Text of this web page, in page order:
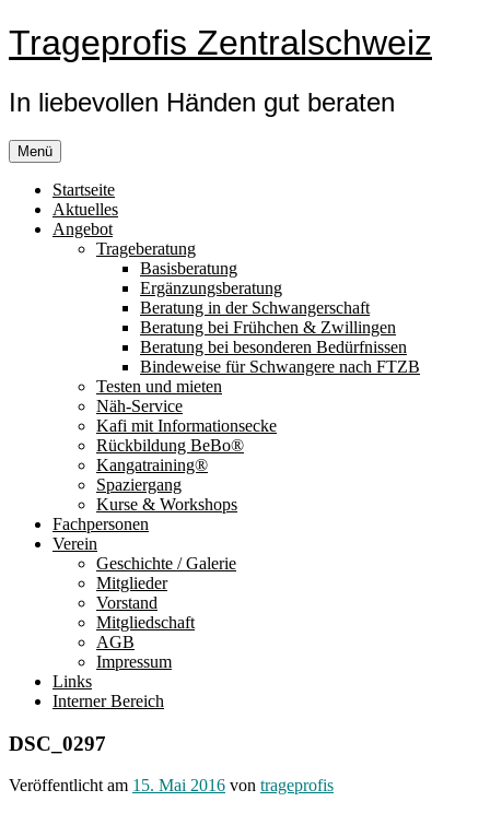
Zum
Inhalt
Trageprofis Zentralschweiz
In liebevollen Händen gut beraten
Menü
Startseite
Aktuelles
Angebot
Trageberatung
Basisberatung
Ergänzungsberatung
Beratung in der Schwangerschaft
Beratung bei Frühchen & Zwillingen
Beratung bei besonderen Bedürfnissen
Bindeweise für Schwangere nach FTZB
Testen und mieten
Näh-Service
Kafi mit Informationsecke
Rückbildung BeBo®
Kangatraining®
Spaziergang
Kurse & Workshops
Fachpersonen
Verein
Geschichte / Galerie
Mitglieder
Vorstand
Mitgliedschaft
AGB
Impressum
Links
Interner Bereich
DSC_0297
Veröffentlicht am 15. Mai 2016 von trageprofis